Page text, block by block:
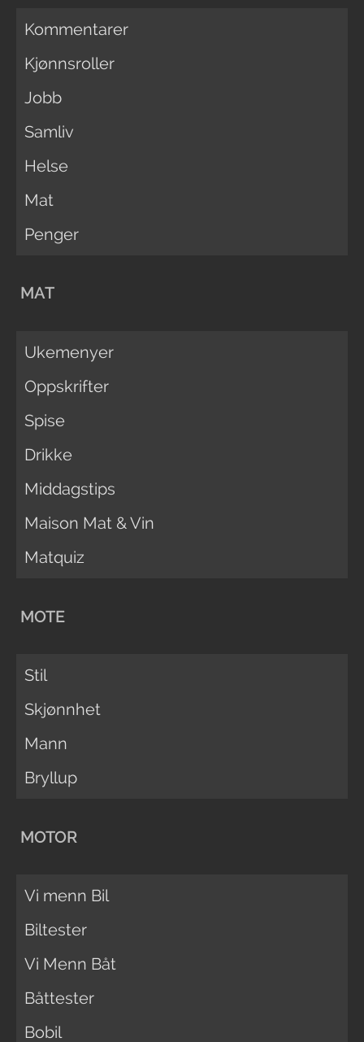
Kommentarer
Kjønnsroller
Jobb
Samliv
Helse
Mat
Penger
MAT
Ukemenyer
Oppskrifter
Spise
Drikke
Middagstips
Maison Mat & Vin
Matquiz
MOTE
Stil
Skjønnhet
Mann
Bryllup
MOTOR
Vi menn Bil
Biltester
Vi Menn Båt
Båttester
Bobil